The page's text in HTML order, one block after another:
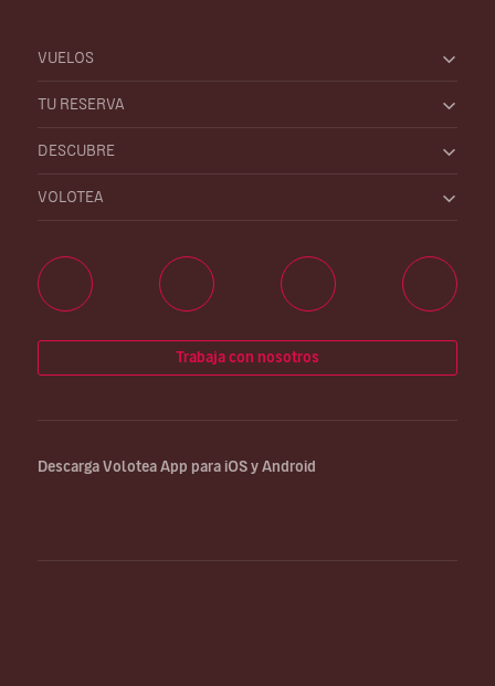
VUELOS
TU RESERVA
DESCUBRE
VOLOTEA
Trabaja con nosotros
Descarga Volotea App para iOS y Android